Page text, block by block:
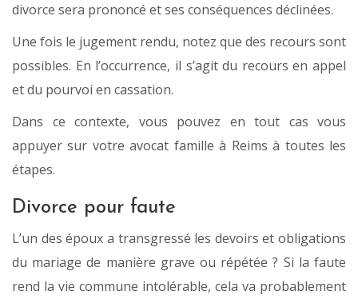
divorce sera prononcé et ses conséquences déclinées.
Une fois le jugement rendu, notez que des recours sont
possibles. En l’occurrence, il s’agit du recours en appel
et du pourvoi en cassation.
Dans ce contexte, vous pouvez en tout cas vous
appuyer sur votre avocat famille à Reims à toutes les
étapes.
Divorce pour faute
L’un des époux a transgressé les devoirs et obligations
du mariage de manière grave ou répétée ? Si la faute
rend la vie commune intolérable, cela va probablement